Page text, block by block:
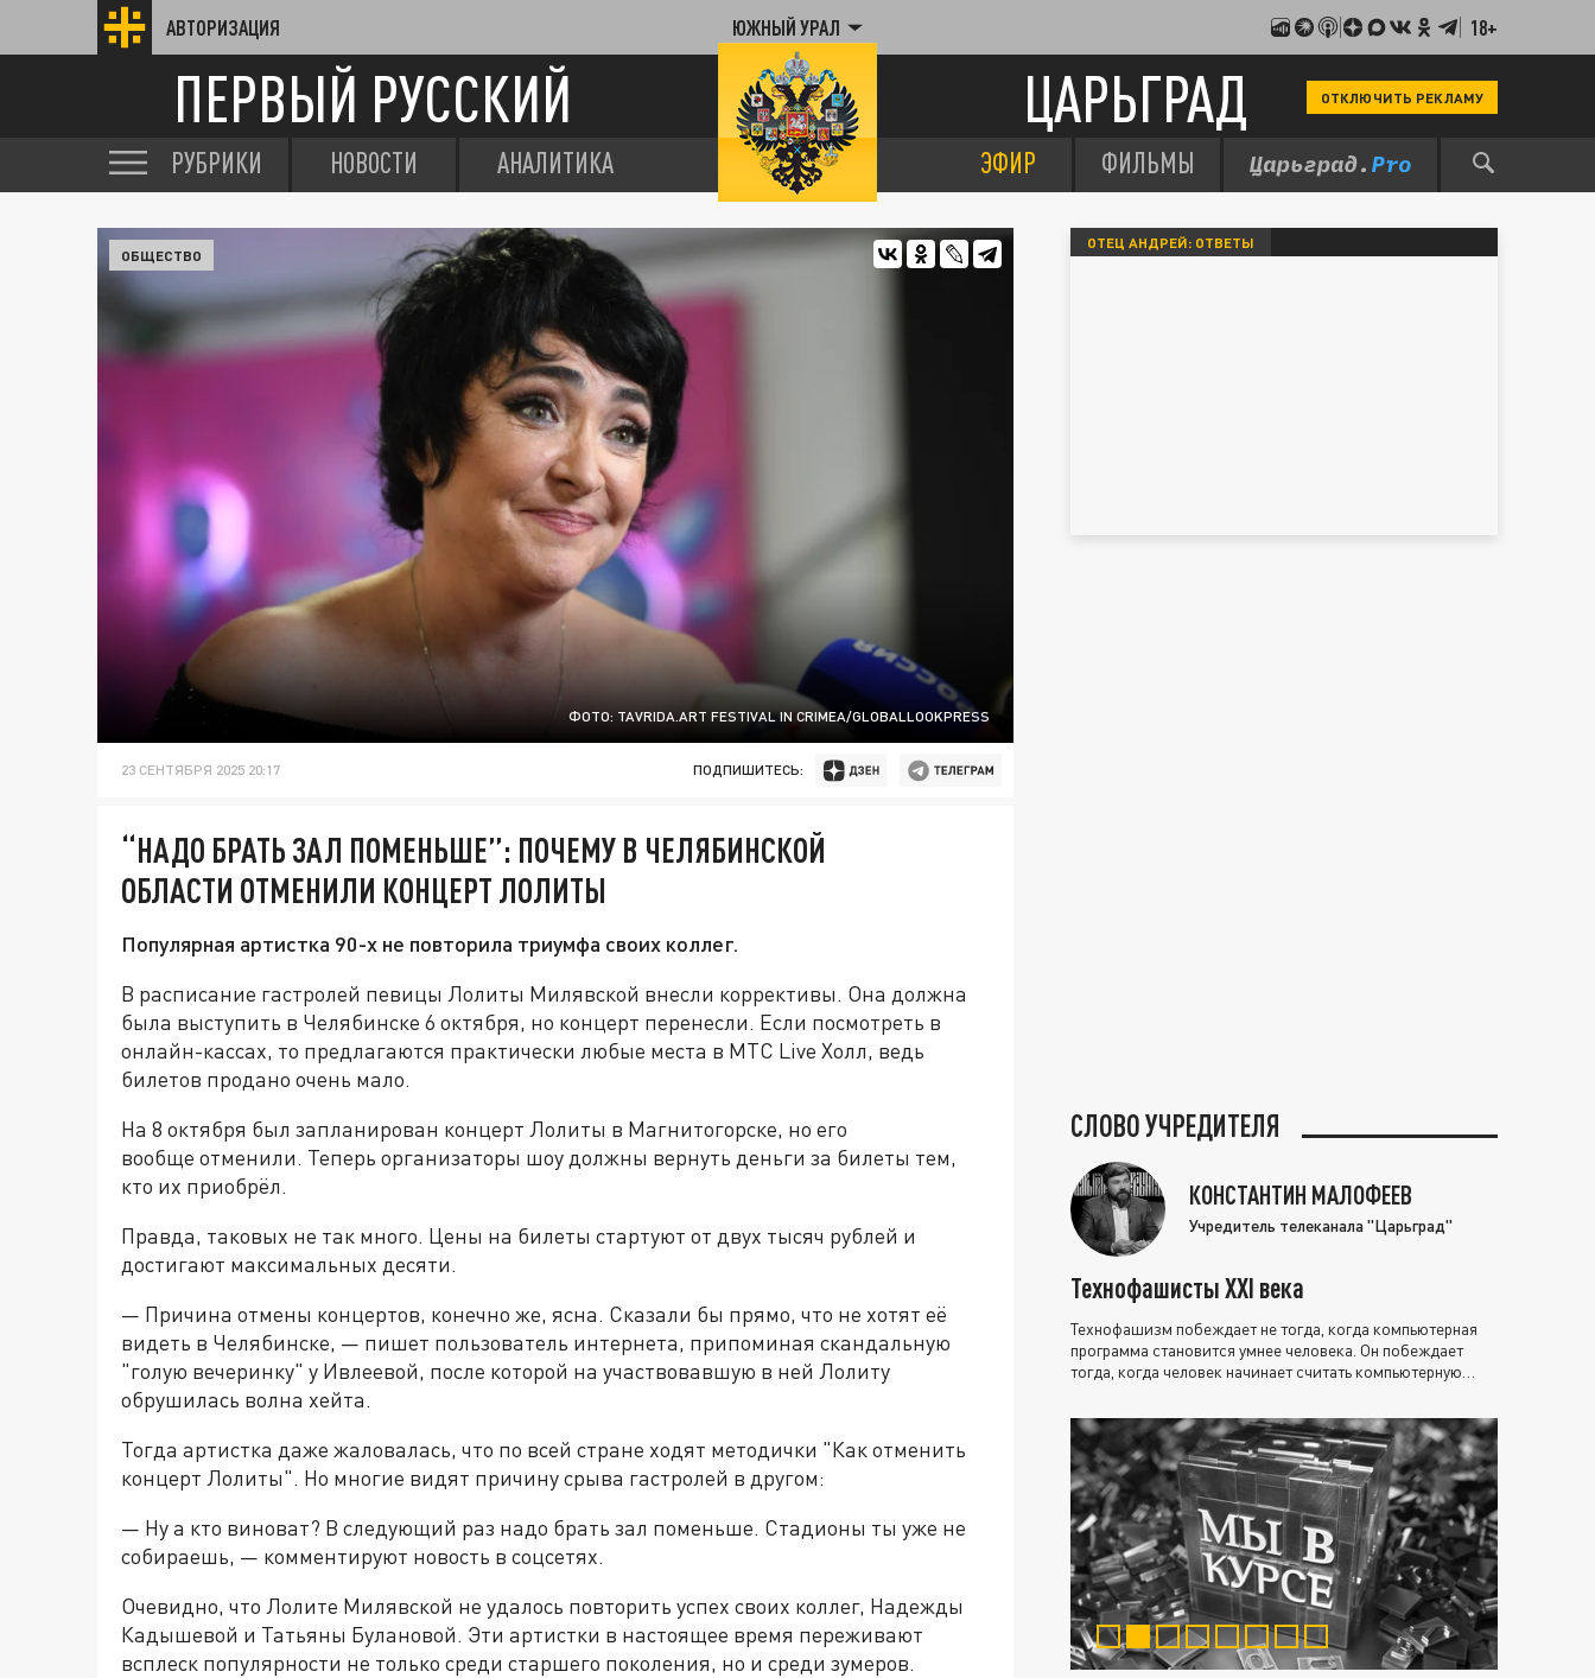
АВТОРИЗАЦИЯ ЮЖНЫЙ УРАЛ 18+
ПЕРВЫЙ РУССКИЙ ЦАРЬГРАД ОТКЛЮЧИТЬ РЕКЛАМУ
РУБРИКИ НОВОСТИ АНАЛИТИКА ЭФИР ФИЛЬМЫ
ФОТО: TAVRIDA.ART FESTIVAL IN CRIMEA/GLOBALLOOKPRESS
ОБЩЕСТВО
23 СЕНТЯБРЯ 2025 20:17 ПОДПИШИТЕСЬ:
“НАДО БРАТЬ ЗАЛ ПОМЕНЬШЕ”: ПОЧЕМУ В ЧЕЛЯБИНСКОЙ
ОБЛАСТИ ОТМЕНИЛИ КОНЦЕРТ ЛОЛИТЫ
Популярная артистка 90-х не повторила триумфа своих коллег.
В расписание гастролей певицы Лолиты Милявской внесли коррективы. Она должна
была выступить в Челябинске 6 октября, но концерт перенесли. Если посмотреть в
онлайн-кассах, то предлагаются практически любые места в МТС Live Холл, ведь
билетов продано очень мало.
На 8 октября был запланирован концерт Лолиты в Магнитогорске, но его
вообще отменили. Теперь организаторы шоу должны вернуть деньги за билеты тем,
кто их приобрёл.
Правда, таковых не так много. Цены на билеты стартуют от двух тысяч рублей и
достигают максимальных десяти.
— Причина отмены концертов, конечно же, ясна. Сказали бы прямо, что не хотят её
видеть в Челябинске, — пишет пользователь интернета, припоминая скандальную
"голую вечеринку" у Ивлеевой, после которой на участвовавшую в ней Лолиту
обрушилась волна хейта.
Тогда артистка даже жаловалась, что по всей стране ходят методички "Как отменить
концерт Лолиты". Но многие видят причину срыва гастролей в другом:
— Ну а кто виноват? В следующий раз надо брать зал поменьше. Стадионы ты уже не
собираешь, — комментируют новость в соцсетях.
Очевидно, что Лолите Милявской не удалось повторить успех своих коллег, Надежды
Кадышевой и Татьяны Булановой. Эти артистки в настоящее время переживают
всплеск популярности не только среди старшего поколения, но и среди зумеров.
ОТЕЦ АНДРЕЙ: ОТВЕТЫ
СЛОВО УЧРЕДИТЕЛЯ
КОНСТАНТИН МАЛОФЕЕВ
Учредитель телеканала "Царьград"
Технофашисты XXI века
Технофашизм побеждает не тогда, когда компьютерная
программа становится умнее человека. Он побеждает
тогда, когда человек начинает считать компьютерную